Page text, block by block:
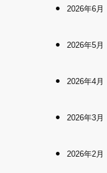
2026年6月
2026年5月
2026年4月
2026年3月
2026年2月